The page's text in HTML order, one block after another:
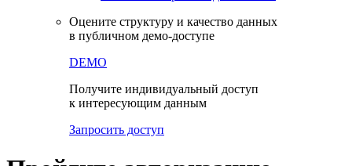
Готовые модули интеграции
Документация
в публичном демо-доступе